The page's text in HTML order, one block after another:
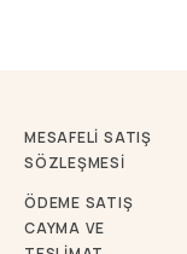
MESAFELİ SATIŞ
SÖZLEŞMESİ
ÖDEME SATIŞ
CAYMA VE